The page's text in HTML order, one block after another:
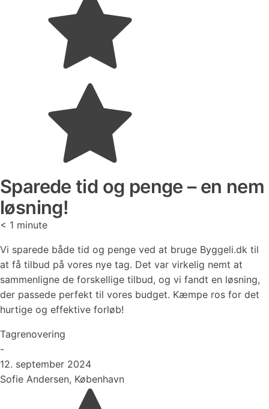
Sparede tid og penge – en nem
løsning!
< 1 minute
Vi sparede både tid og penge ved at bruge Byggeli.dk til
at få tilbud på vores nye tag. Det var virkelig nemt at
sammenligne de forskellige tilbud, og vi fandt en løsning,
der passede perfekt til vores budget. Kæmpe ros for det
hurtige og effektive forløb!
Tagrenovering
-
12. september 2024
Sofie Andersen, København